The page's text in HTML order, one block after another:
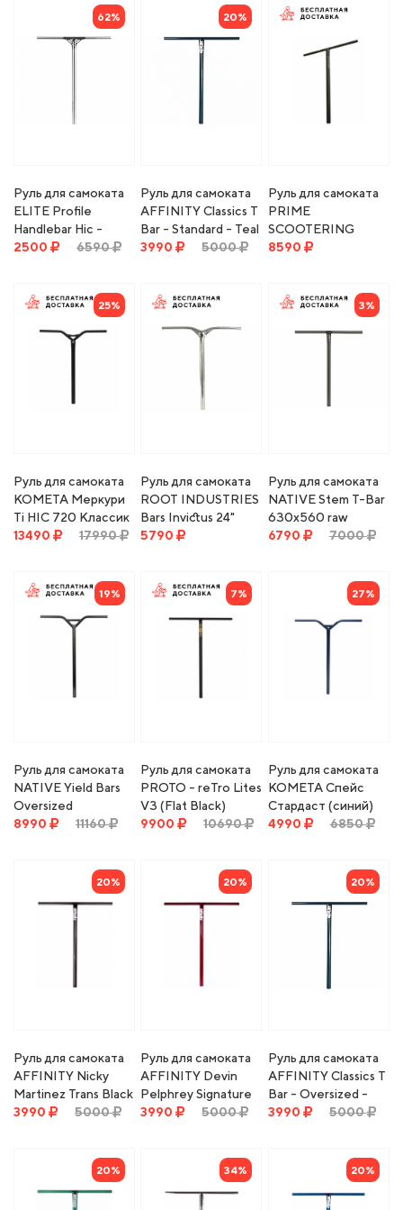
62%
Руль для самоката
ELITE Profile
Handlebar Hic -
Oversized 23" x 29"
2500 6590
20%
Руль для самоката
AFFINITY Classics T
Bar - Standard - Teal
3990
5000
Руль для самоката
PRIME
SCOOTERING
Trigger 720x600
8590
25%
Руль для самоката
КОМЕТА Меркури
Ti HIC 720 Классик
(Черный матовый)
13490 17990
Руль для самоката
ROOT INDUSTRIES
Bars Invictus 24"
Mirror
5790
3%
Руль для самоката
NATIVE Stem T-Bar
630x560 raw
6790
7000
19%
Руль для самоката
NATIVE Yield Bars
Oversized
34,9mm/750x610mm
8990 11160
7%
Руль для самоката
PROTO - reTro Lites
V3 (Flat Black)
(30"H x 24"W)
9900 10690
27%
Руль для самоката
КОМЕТА Спейс
Стардаст (синий)
4990
6850
20%
Руль для самоката
AFFINITY Nicky
Martinez Trans Black
T Bar - Oversized
3990 5000
20%
Руль для самоката
AFFINITY Devin
Pelphrey Signature
Colorway T Bar -
3990 5000
20%
Руль для самоката
AFFINITY Classics T
Bar - Oversized -
Teal
3990 5000
20% 34% 20%